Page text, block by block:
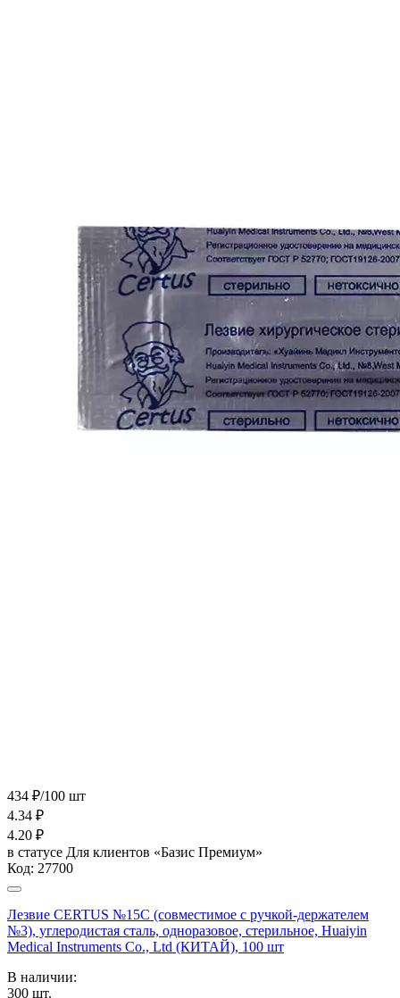
434 ₽/100 шт
4.34 ₽
4.20 ₽
в статусе Для клиентов «Базис Премиум»
Код: 27700
Лезвие CERTUS №15С (совместимое с ручкой-держателем
№3), углеродистая сталь, одноразовое, стерильное, Huaiyin
Medical Instruments Co., Ltd (КИТАЙ), 100 шт
В наличии:
300 шт.